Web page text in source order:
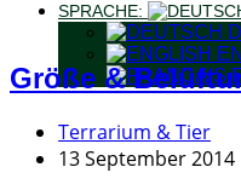
SPRACHE:
Größe &
Terrarium & Tier
13 September 2014